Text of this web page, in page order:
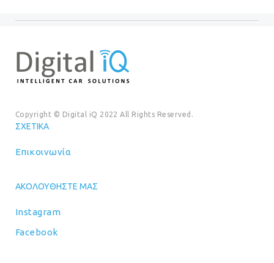
Copyright © Digital iQ 2022 All Rights Reserved.
ΣΧΕΤΙΚΆ
Επικοινωνία
ΑΚΟΛΟΥΘΉΣΤΕ ΜΑΣ
Instagram
Facebook